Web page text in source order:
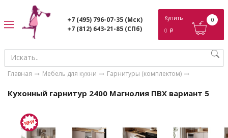
+7 (495) 796-07-35 (Мск)
+7 (812) 643-21-85 (СПб)
Купить
0 p
0
Главная Мебель для кухни Гарнитуры (комплектом)
Кухонный гарнитур 2400 Магнолия ПВХ вариант 5